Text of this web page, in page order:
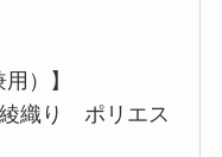
）】
織り ポリエス